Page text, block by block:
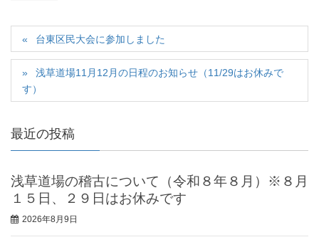
台東区民大会に参加しました
浅草道場11月12月の日程のお知らせ（11/29はお休みで
す）
最近の投稿
浅草道場の稽古について（令和８年８月）※８月
１５日、２９日はお休みです
2026年8月9日